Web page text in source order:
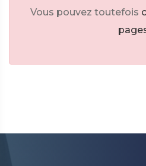
Vous pouvez toutefois